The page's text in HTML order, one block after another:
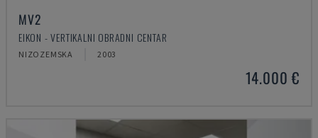
MV2
EIKON - VERTIKALNI OBRADNI CENTAR
NIZOZEMSKA 2003
14.000 €